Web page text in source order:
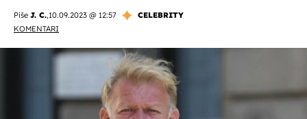
Piše J. C.,10.09.2023 @ 12:57
CELEBRITY
KOMENTARI
OMOGUĆI OBAVIJESTI